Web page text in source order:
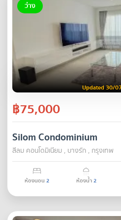
ว่าง
Updated 30/
฿75,000
Silom Condominium
สีลม คอนโดมิเนียม , บางรัก , กรุงเทพ
ห้องนอน 2 ห้องน้ำ2